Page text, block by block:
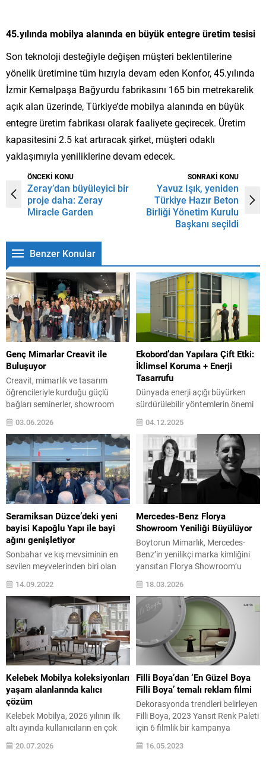
45.yılında mobilya alanında en büyük entegre üretim tesisi
Son teknoloji desteğiyle değişen müşteri beklentilerine
yönelik üretimine tüm hızıyla devam eden Konfor, 45.yılında
İzmir Kemalpaşa Bağyurdu fabrikasını 165 bin metrekarelik
açık alan üzerinde, Türkiye’de mobilya alanında en büyük
entegre üretim fabrikası olarak faaliyete geçirecek. Üretim
kapasitesini 2.5 kat artıracak şirket, müşteri odaklı
yaklaşımıyla yeniliklerine devam edecek.
ÖNCEKİ KONU
Zeray’dan büyüleyici bir
proje daha: Zeray
Miracle Garden
SONRAKİ KONU
Yavuz Işık, yeniden
Türkiye Hazır Beton
Birliği Yönetim Kurulu
Başkanı seçildi
Benzer Konular
Genç Mimarlar Creavit ile
Buluşuyor
Creavit, mimarlık ve tasarım
öğrencileriyle kurduğu güçlü
bağları seminerler, showroom
ziyaretleri ve sunumlarla
geliştirmeye devam ediyor. Farklı
üniversitelerin mimarlık ve iç
mimarlık bölümleriyle
gerçekleştirilen işbirlikleri,
öğrencilere sektör deneyimi ve
uygulama bilgisi sunuyor. Yurt
içinde ve yurt dışında 65’i aşkın
ülkenin tüketicilerine seramik
sağlık gereçleri, banyo mobilyaları
ve armatürler başta olmak...
03.06.2026
Ekobord’dan Yapılara Çift Etki:
İklimsel Koruma + Enerji
Tasarrufu
Dünyada enerji açığı büyürken
sürdürülebilir yöntemlerin önemi
hem çevresel hem de ekonomik
açıdan kritik bir noktaya taşındı.
Konutlar başta olmak üzere geniş
kullanıcı kitlesine hitap eden
yapılarda, doğru malzeme seçimi
ve doğru uygulama teknikleriyle
enerji tasarrufu sağlamak artık
kritik bir noktada. Yapı
malzemeleri alanında öncü
firmalardan Ekobord, fibercement
dış...
04.12.2025
Seramiksan Düzce’deki yeni
bayisi Kapoğlu Yapı ile bayi
ağını genişletiyor
Sonbahar ve kış mevsiminin en
sevilen meyvelerinden biri olan
nar, pazar ve market tezgahlarını
renklendiriyor. Narı özel kılan,
lezzetinin yanı ...
14.09.2022
Mercedes-Benz Florya
Showroom Yeniliği Büyülüyor
Boytorun Mimarlık, Mercedes-
Benz’in yenilikçi marka kimliğini
yansıtan Florya Showroom’u
kapsamlı bir mimari dönüşümle
yeniden tasarladı. Mercedes-Benz
Gülsoy Florya, tamamlanan
yenileme süreciyle klasik satış
mekanı tanımını geride bırakarak,
daha bütüncül bir deneyim sunan
çağdaş bir showroom kimliğiyle
öne çıkıyor. Kaliteyi ve inovasyonu
ön planda tutan mükemmeliyetçi
yaklaşımıyla sektördeki prestijli
markalarla iş...
18.03.2026
Kelebek Mobilya koleksiyonları
yaşam alanlarında kalıcı
çözüm
Kelebek Mobilya, 2026 yılının ilk
altı ayında kullanıcıların en çok
tercih ettiği koleksiyonlarını
açıkladı. Hardy, Armin, Lucenta,
20.07.2026
Filli Boya’dan ‘En Güzel Boya
Filli Boya’ temalı reklam filmi
Dekorasyonda trendleri belirleyen
Filli Boya, 2023 Yansıt Renk Paleti
için 6 filmlik bir kampanya
hazırladı. ‘’Dünyanın rengi Filli
Boya’da’’ mesajlı reklam filminde,
16.05.2023